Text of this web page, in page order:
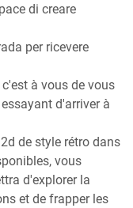
di creare
per ricevere
à vous de vous
d'arriver à
de style rétro dans
vous
d'explorer la
et de frapper les